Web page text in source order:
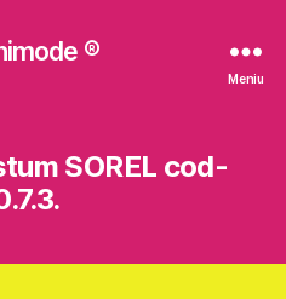
®
Meniu
SOREL cod-